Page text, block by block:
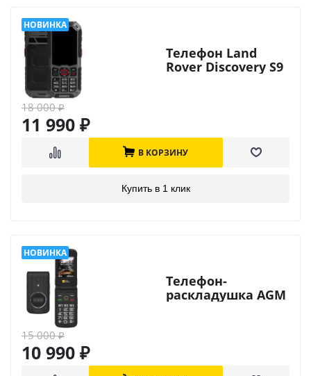
Телефон Land
Rover Discovery S9
18 000₽
11 990 ₽
В КОРЗИНУ
Купить в 1 клик
Телефон-
раскладушка AGM
15 000₽
10 990 ₽